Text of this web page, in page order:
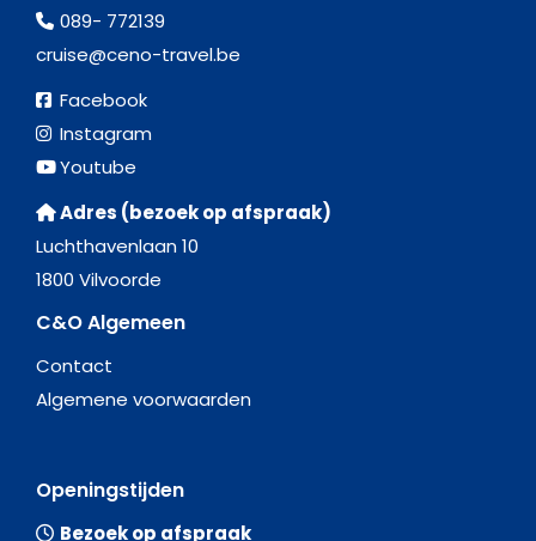
089- 772139
cruise@ceno-travel.be
Facebook
Instagram
Youtube
Adres (bezoek op afspraak)
Luchthavenlaan 10
1800 Vilvoorde
C&O Algemeen
Contact
Algemene voorwaarden
Openingstijden
Bezoek op afspraak